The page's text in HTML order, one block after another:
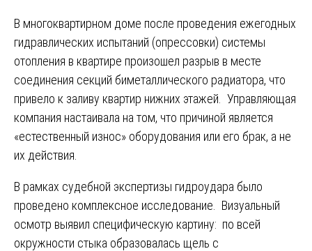
В многоквартирном доме после проведения ежегодных
гидравлических испытаний (опрессовки) системы
отопления в квартире произошел разрыв в месте
соединения секций биметаллического радиатора, что
привело к заливу квартир нижних этажей. Управляющая
компания настаивала на том, что причиной является
«естественный износ» оборудования или его брак, а не
их действия.
В рамках судебной экспертизы гидроудара было
проведено комплексное исследование. Визуальный
осмотр выявил специфическую картину: по всей
окружности стыка образовалась щель с